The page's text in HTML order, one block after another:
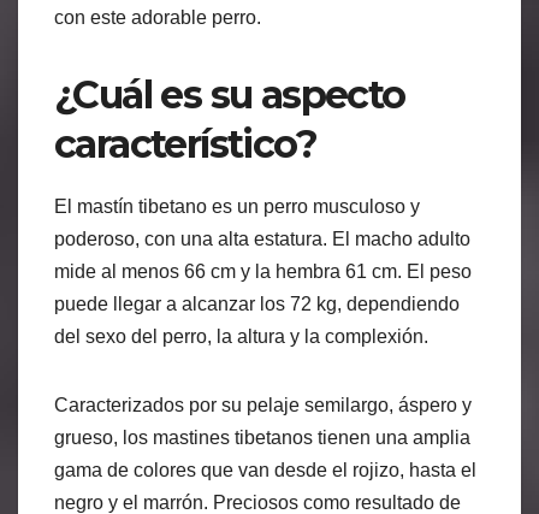
con este adorable perro.
¿Cuál es su aspecto
característico?
El mastín tibetano es un perro musculoso y
poderoso, con una alta estatura. El macho adulto
mide al menos 66 cm y la hembra 61 cm. El peso
puede llegar a alcanzar los 72 kg, dependiendo
del sexo del perro, la altura y la complexión.
Caracterizados por su pelaje semilargo, áspero y
grueso, los mastines tibetanos tienen una amplia
gama de colores que van desde el rojizo, hasta el
negro y el marrón. Preciosos como resultado de